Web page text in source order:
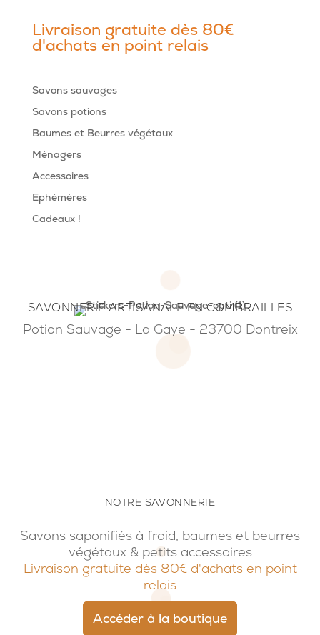
Livraison gratuite dès 80€
d'achats en point relais
Savons sauvages
Savons potions
Baumes et Beurres végétaux
Ménagers
Accessoires
Ephémères
Cadeaux !
NOTRE SAVONNERIE
Savons saponifiés à froid, baumes et beurres
végétaux & petits accessoires
Livraison gratuite dès 80€ d'achats en point
relais
Accéder à la boutique
SAVONNERIE ARTISANALE EN COMBRAILLES
Potion Sauvage - La Gaye - 23700 Dontreix